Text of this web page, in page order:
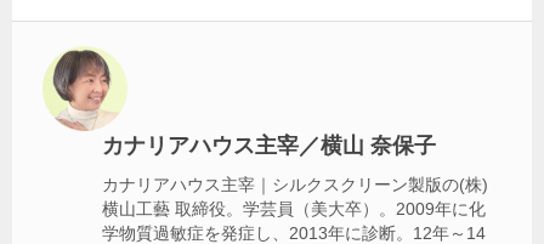
ゲ
ー
シ
ョ
カナリアハウス主宰／横山 奈保子
カナリアハウス主宰｜シルクスクリーン製版の(株)
横山工藝 取締役。学芸員（美大卒）。2009年に化
学物質過敏症を発症し、2013年に診断。12年～14